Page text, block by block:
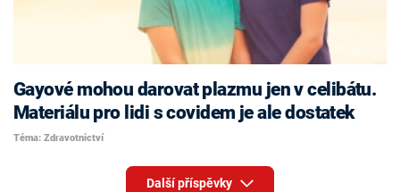
Gayové mohou darovat plazmu jen v celibátu.
Materiálu pro lidi s covidem je ale dostatek
Téma: Zdravotnictví
Další příspěvky